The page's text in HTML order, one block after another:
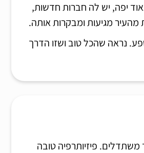
יפה, יש לה חברות חדשות,
מהעיר מגיעות ומבקרות אותה.
נראה שהכל טוב ושזו הדרך
משתדלים. פיזיותרפיה טובה